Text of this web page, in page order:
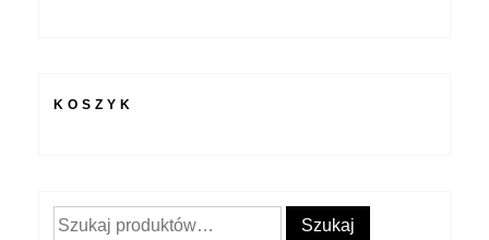
KOSZYK
Szukaj: Szukaj